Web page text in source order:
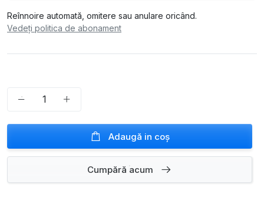
Reînnoire automată, omitere sau anulare oricând.
Vedeți politica de abonament
Adaugă in coş
Cumpără acum